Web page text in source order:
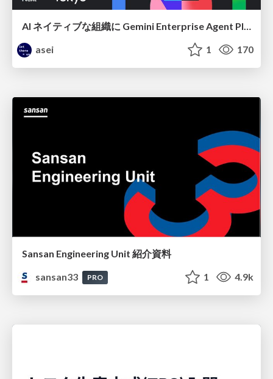
AI ネイティブな組織に Gemini Enterprise Agent Platform がなぜ必要なのか
asei
1 170
Sansan Engineering Unit 紹介資料
sansan33
PRO 1 4.9k